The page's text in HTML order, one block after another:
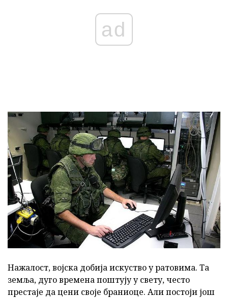
ad
Нажалост, војска добија искуство у ратовима. Та
земља, дуго времена поштују у свету, често
престаје да цени своје браниоце. Али постоји још